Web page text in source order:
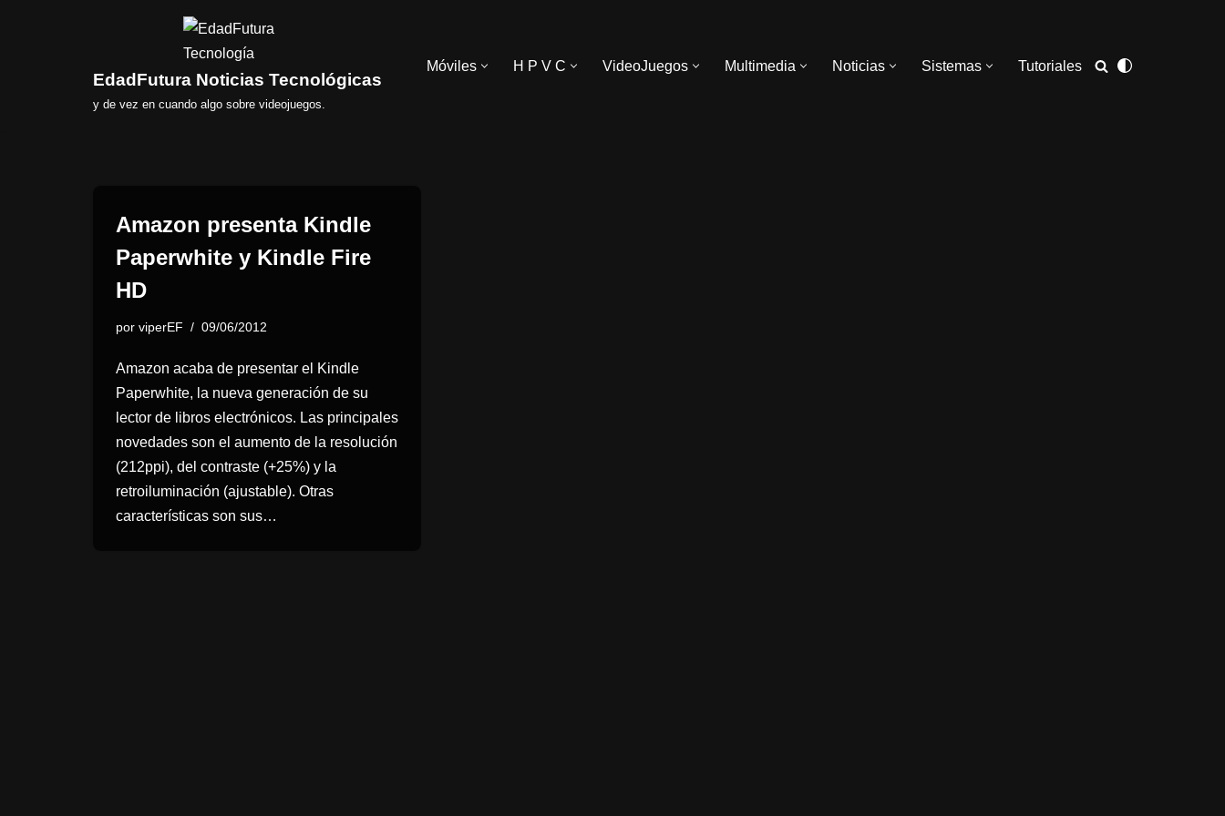
EdadFutura Noticias Tecnológicas
y de vez en cuando algo sobre videojuegos.
Móviles H P V C VideoJuegos Multimedia Noticias Sistemas Tutoriales
Amazon presenta Kindle
Paperwhite y Kindle Fire
HD
por viperEF 09/06/2012
Amazon acaba de presentar el Kindle
Paperwhite, la nueva generación de su
lector de libros electrónicos. Las principales
novedades son el aumento de la resolución
(212ppi), del contraste (+25%) y la
retroiluminación (ajustable). Otras
características son sus…